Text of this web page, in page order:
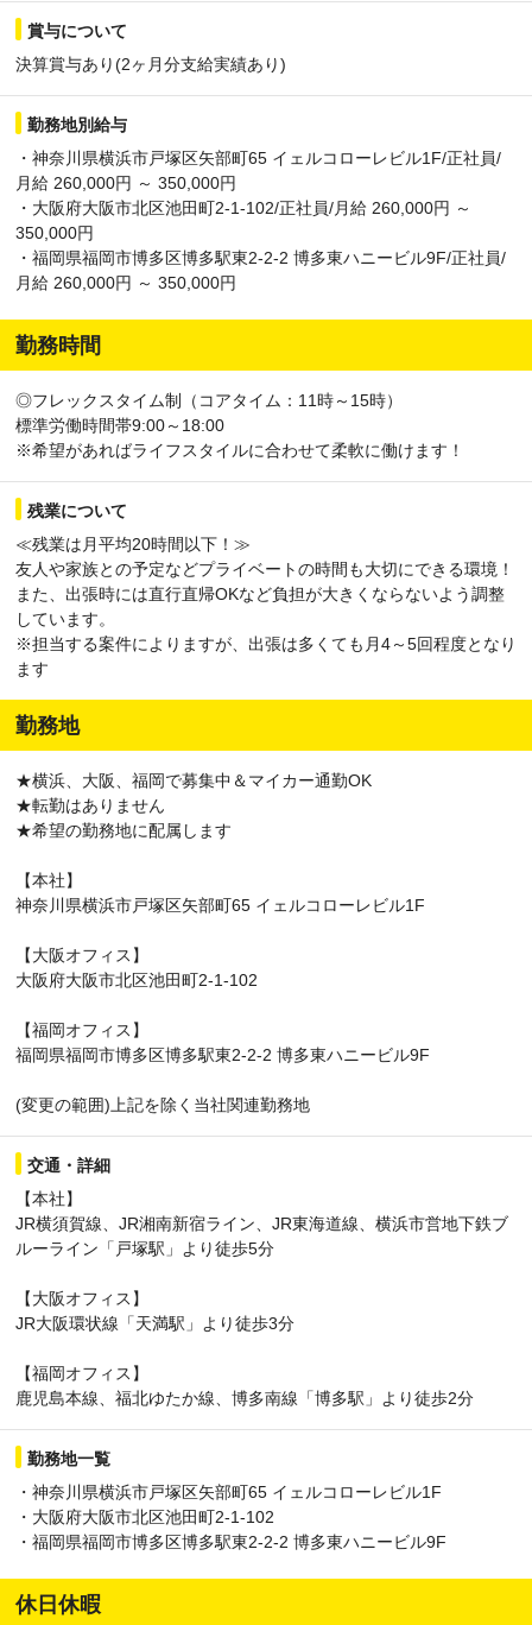
賞与について
決算賞与あり(2ヶ月分支給実績あり)
勤務地別給与
・神奈川県横浜市戸塚区矢部町65 イェルコローレビル1F/正社員/
月給 260,000円 ～ 350,000円
・大阪府大阪市北区池田町2-1-102/正社員/月給 260,000円 ～
350,000円
・福岡県福岡市博多区博多駅東2-2-2 博多東ハニービル9F/正社員/
月給 260,000円 ～ 350,000円
勤務時間
◎フレックスタイム制（コアタイム：11時～15時）
標準労働時間帯9:00～18:00
※希望があればライフスタイルに合わせて柔軟に働けます！
残業について
≪残業は月平均20時間以下！≫
友人や家族との予定などプライベートの時間も大切にできる環境！
また、出張時には直行直帰OKなど負担が大きくならないよう調整
しています。
※担当する案件によりますが、出張は多くても月4～5回程度となり
ます
勤務地
★横浜、大阪、福岡で募集中＆マイカー通勤OK
★転勤はありません
★希望の勤務地に配属します
【本社】
神奈川県横浜市戸塚区矢部町65 イェルコローレビル1F
【大阪オフィス】
大阪府大阪市北区池田町2-1-102
【福岡オフィス】
福岡県福岡市博多区博多駅東2-2-2 博多東ハニービル9F
(変更の範囲)上記を除く当社関連勤務地
交通・詳細
【本社】
JR横須賀線、JR湘南新宿ライン、JR東海道線、横浜市営地下鉄ブ
ルーライン「戸塚駅」より徒歩5分
【大阪オフィス】
JR大阪環状線「天満駅」より徒歩3分
【福岡オフィス】
鹿児島本線、福北ゆたか線、博多南線「博多駅」より徒歩2分
勤務地一覧
・神奈川県横浜市戸塚区矢部町65 イェルコローレビル1F
・大阪府大阪市北区池田町2-1-102
・福岡県福岡市博多区博多駅東2-2-2 博多東ハニービル9F
休日休暇